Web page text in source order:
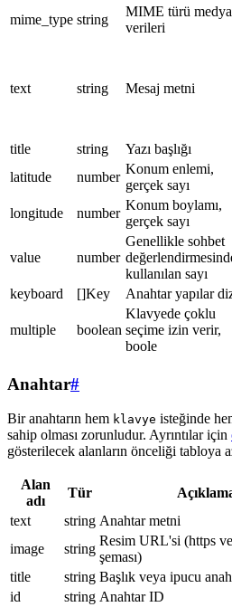
mime_type string
MIME türü medya
verileri
text string Mesaj metni
title
string Yazı başlığı
latitude
number
Konum enlemi,
gerçek sayı
longitude number
Konum boylamı,
gerçek sayı
value number
Genellikle sohbet
kullanılan sayı
keyboard []Key Anahtar yapılar
multiple boolean
Klavyede çoklu
seçime izin verir,
boole
Anahtar#
Bir anahtarın hem klavye isteğinde
sahip olması zorunludur. Ayrıntılar için
gösterilecek alanların önceliği tabloya
Alan
adı
Tür
text
string Anahtar metni
image
string
Resim URL'si (https
şeması)
title
string Başlık veya ipucu
id
string Anahtar ID